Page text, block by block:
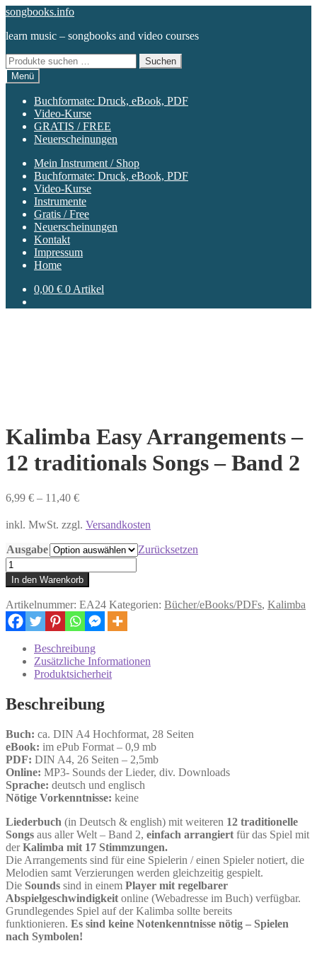
Zur
springen
Zum
springen
songbooks.info
learn music – songbooks and video courses
Suchen
nach:
Suchen
Menü
Buchformate: Druck, eBook, PDF
Video-Kurse
GRATIS / FREE
Neuerscheinungen
Mein Instrument / Shop
Buchformate: Druck, eBook, PDF
Video-Kurse
Instrumente
Gratis / Free
Neuerscheinungen
Kontakt
Impressum
Home
0,00 € 0 Artikel
Kalimba Easy Arrangements –
12 traditionals Songs – Band 2
6,99 € – 11,40 €
inkl. MwSt. zzgl. Versandkosten
Ausgabe
Zurücksetzen
Kalimba
Easy
Arrangements
–
12
traditionals
Band
In den Warenkorb
Artikelnummer: EA24 Kategorien: Bücher/eBooks/PDFs, Kalimba
Beschreibung
Zusätzliche Informationen
Produktsicherheit
Beschreibung
Buch: ca. DIN A4 Hochformat, 28 Seiten
eBook: im ePub Format – 0,9 mb
PDF: DIN A4, 26 Seiten – 2,5mb
Online: MP3- Sounds der Lieder, div. Downloads
Sprache: deutsch und englisch
Nötige Vorkenntnisse: keine
Liederbuch (in Deutsch & english) mit weiteren 12 traditionelle
Songs aus aller Welt – Band 2, einfach arrangiert für das Spiel mit
derKalimba mit 17 Stimmzungen.
Die Arrangements sind für eine Spielerin / einen Spieler notiert, die
Melodien samt Verzierungen werden gleichzeitig gespielt.
Die Sounds sind in einem Player mit regelbarer
Abspielgeschwindigkeit online (Webadresse im Buch) verfügbar.
Grundlegendes Spiel auf der Kalimba sollte bereits
funktionieren. Es sind keine Notenkenntnisse nötig – Spielen
nach Symbolen!